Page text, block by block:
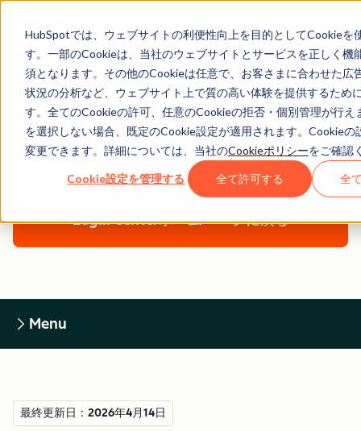
HubSpotでは、ウェブサイトの利便性向上を目的としてCookieを
す。一部のCookieは、当社のウェブサイトとサービスを正しく機
須となります。その他のCookieは任意で、お客さまに合わせた広
状況の分析など、ウェブサイト上で質の高い体験を提供するため
す。全てのCookieの許可、任意のCookieの拒否・個別管理が行え
を選択しない場合、既定のCookie設定が適用されます。Cookieの
変更できます。詳細については、当社のCookieポリシーをご確認
Cookie設定を管理する 全て許可する 全
Legal Center
HUBSPOTお客さまサービス利用規約
Legal Centerホームページに戻る
Menu
最終更新日：2026年4月14日